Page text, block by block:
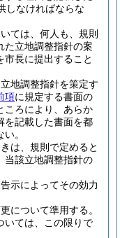
しなければならな
ては、何人も、規則
た立地調整指針の案
市長に提出すること
地調整指針を策定す
項に規定する書面の
ころにより、あらか
を記載した書面を都
。
は、規則で定めると
当該立地調整指針の
示によってその効力
について準用する。
いては、この限りで